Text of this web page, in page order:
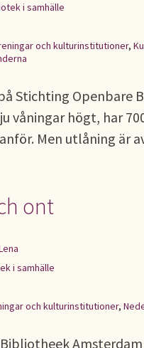
i samhälle
och kulturinstitutioner,
Stichting Openbare
våningar högt, har
Men utlåning är
ont
i samhälle
och kulturinstitutioner,